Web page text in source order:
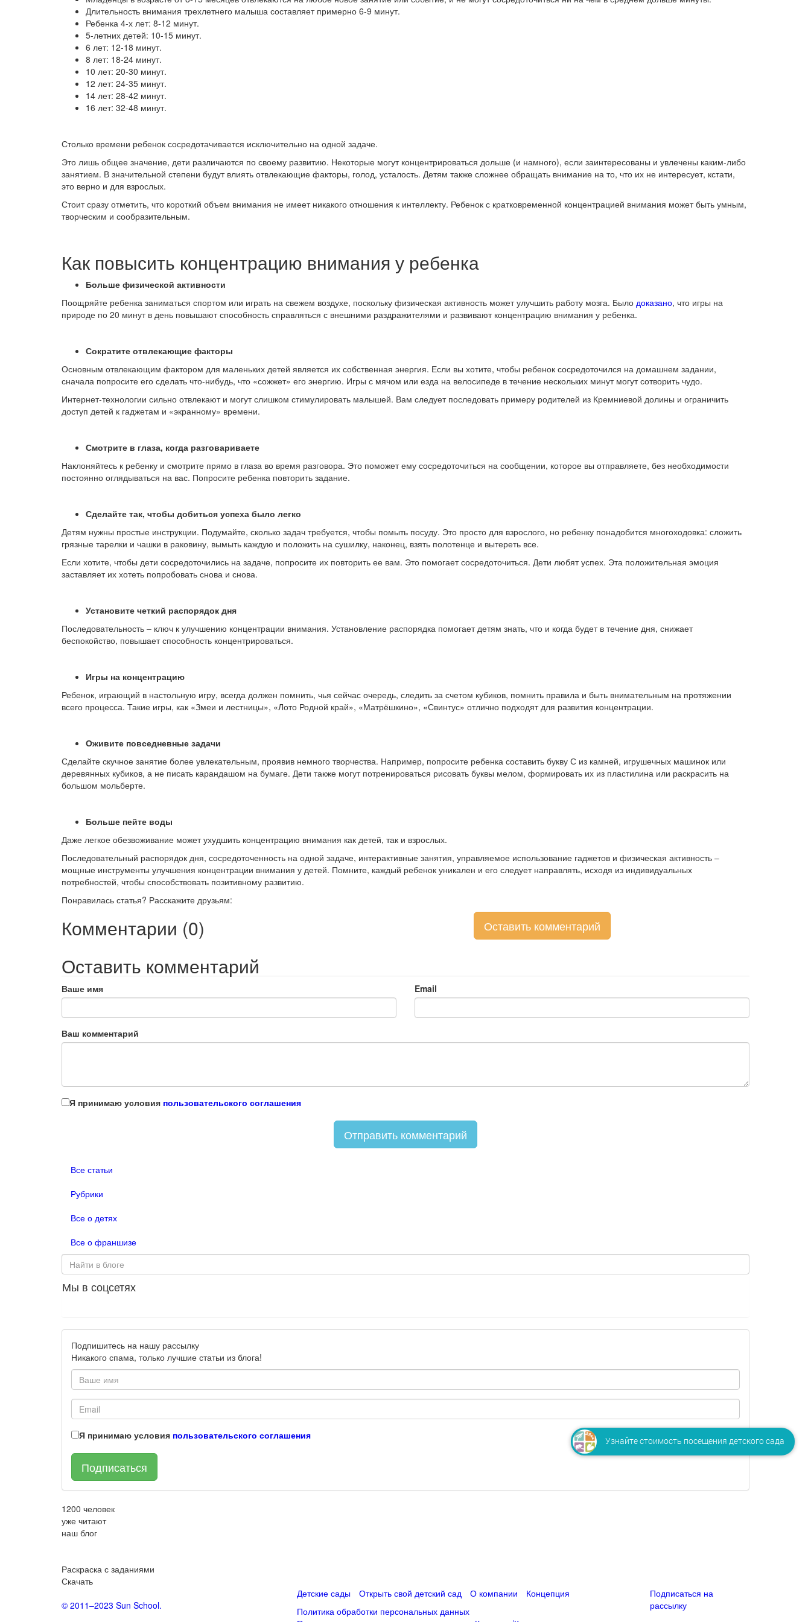
Длительность внимания трехлетнего малыша составляет примерно 6-9 минут.
Ребенка 4-х лет: 8-12 минут.
5-летних детей: 10-15 минут.
6 лет: 12-18 минут.
8 лет: 18-24 минут.
10 лет: 20-30 минут.
12 лет: 24-35 минут.
14 лет: 28-42 минут.
16 лет: 32-48 минут.
Столько времени ребенок сосредотачивается исключительно на одной задаче.
Это лишь общее значение, дети различаются по своему развитию. Некоторые могут концентрироваться дольше (и намного), если заинтересованы и увлечены каким-либо
занятием. В значительной степени будут влиять отвлекающие факторы, голод, усталость. Детям также сложнее обращать внимание на то, что их не интересует, кстати,
это верно и для взрослых.
Стоит сразу отметить, что короткий объем внимания не имеет никакого отношения к интеллекту. Ребенок с кратковременной концентрацией внимания может быть умным,
творческим и сообразительным.
Как повысить концентрацию внимания у ребенка
Больше физической активности
Поощряйте ребенка заниматься спортом или играть на свежем воздухе, поскольку физическая активность может улучшить работу мозга. Было доказано, что игры на
природе по 20 минут в день повышают способность справляться с внешними раздражителями и развивают концентрацию внимания у ребенка.
Сократите отвлекающие факторы
Основным отвлекающим фактором для маленьких детей является их собственная энергия. Если вы хотите, чтобы ребенок сосредоточился на домашнем задании,
сначала попросите его сделать что-нибудь, что «сожжет» его энергию. Игры с мячом или езда на велосипеде в течение нескольких минут могут сотворить чудо.
Интернет-технологии сильно отвлекают и могут слишком стимулировать малышей. Вам следует последовать примеру родителей из Кремниевой долины и ограничить
доступ детей к гаджетам и «экранному» времени.
Смотрите в глаза, когда разговариваете
Наклоняйтесь к ребенку и смотрите прямо в глаза во время разговора. Это поможет ему сосредоточиться на сообщении, которое вы отправляете, без необходимости
постоянно оглядываться на вас. Попросите ребенка повторить задание.
Сделайте так, чтобы добиться успеха было легко
Детям нужны простые инструкции. Подумайте, сколько задач требуется, чтобы помыть посуду. Это просто для взрослого, но ребенку понадобится многоходовка: сложить
грязные тарелки и чашки в раковину, вымыть каждую и положить на сушилку, наконец, взять полотенце и вытереть все.
Если хотите, чтобы дети сосредоточились на задаче, попросите их повторить ее вам. Это помогает сосредоточиться. Дети любят успех. Эта положительная эмоция
заставляет их хотеть попробовать снова и снова.
Установите четкий распорядок дня
Последовательность – ключ к улучшению концентрации внимания. Установление распорядка помогает детям знать, что и когда будет в течение дня, снижает
беспокойство, повышает способность концентрироваться.
Игры на концентрацию
Ребенок, играющий в настольную игру, всегда должен помнить, чья сейчас очередь, следить за счетом кубиков, помнить правила и быть внимательным на протяжении
всего процесса. Такие игры, как «Змеи и лестницы», «Лото Родной край», «Матрёшкино», «Свинтус» отлично подходят для развития концентрации.
Оживите повседневные задачи
Сделайте скучное занятие более увлекательным, проявив немного творчества. Например, попросите ребенка составить букву С из камней, игрушечных машинок или
деревянных кубиков, а не писать карандашом на бумаге. Дети также могут потренироваться рисовать буквы мелом, формировать их из пластилина или раскрасить на
большом мольберте.
Больше пейте воды
Даже легкое обезвоживание может ухудшить концентрацию внимания как детей, так и взрослых.
Последовательный распорядок дня, сосредоточенность на одной задаче, интерактивные занятия, управляемое использование гаджетов и физическая активность –
мощные инструменты улучшения концентрации внимания у детей. Помните, каждый ребенок уникален и его следует направлять, исходя из индивидуальных
потребностей, чтобы способствовать позитивному развитию.
Понравилась статья? Расскажите друзьям:
Комментарии (0) Оставить комментарий
Оставить комментарий
Ваше имя Email
Ваш комментарий
Я принимаю условия пользовательского соглашения
Все статьи
Рубрики
Все о детях
Все о франшизе
Мы в соцсетях
Подпишитесь на нашу рассылку
Никакого спама, только лучшие статьи из блога!
Я принимаю условия пользовательского соглашения
Подписаться
1200 человек
уже читают
наш блог
Раскраска с заданиями
Скачать
© 2011–2023 Sun School.
Детские сады Открыть свой детский сад О компании
Концепция
Политика обработки персональных данных
Подписаться на
рассылку
Узнайте стоимость посещения детского сада